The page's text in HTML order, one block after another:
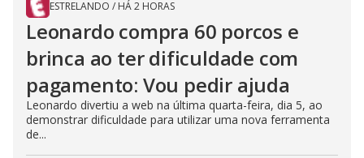
ESTRELANDO / HÁ 2 HORAS
Leonardo compra 60 porcos e
brinca ao ter dificuldade com
pagamento: Vou pedir ajuda
Leonardo divertiu a web na última quarta-feira, dia 5, ao
demonstrar dificuldade para utilizar uma nova ferramenta
de...